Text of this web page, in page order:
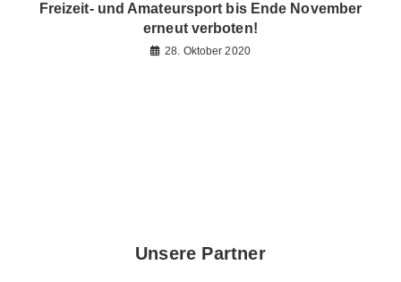
Freizeit- und Amateursport bis Ende November
erneut verboten!
28. Oktober 2020
Unsere Partner